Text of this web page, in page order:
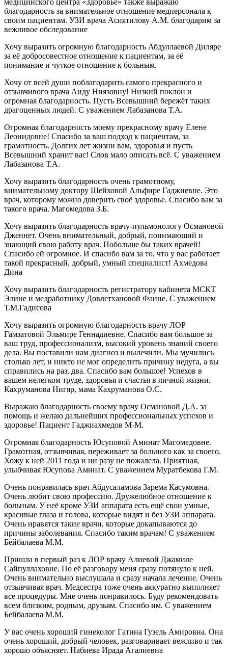
благодарность за внимательное отношение медперсонала к
своим пациентам. УЗИ врача Асиятилову А.М. благодарим за
вежливое обследование
Хочу выразить огромную благодарность Абдуллаевой Диляре
за её добросовестное отношение к пациентам, за её
понимание и чуткое отношение к больным.
Хочу от всей души поблагодарить самого прекрасного и
отзывчивого врача Аиду Ниязовну! Низкий поклон и
огромная благодарность. Пусть Всевышний бережёт таких
драгоценных людей. С уважением Лабазанова Т.А.
Огромная благодарность моему прекрасному врачу Елене
Леонидовне! Спасибо за ваш подход к пациентам, за
грамотность. Долгих лет жизни вам, здоровья и пусть
Всевышний хранит вас! Слов мало описать всё. С уважением
Лабазанова Т.А.
Хочу выразить благодарность очень грамотному,
внимательному доктору Шейховой Альфире Гаджиевне. Это
врач, которому можно доверить своё здоровье. Спасибо вам за
такого врача. Магомедова З.Б.
Хочу выразить благодарность врачу-пульмонологу Османовой
Дженнет. Очень внимательный, добрый, понимающий и
знающий свою работу врач. Побольше бы таких врачей!
Спасибо ей огромное. И спасибо вам за то, что у вас работает
такой прекрасный, добрый, умный специалист! Ахмедова
Дина
Хочу выразить благодарность регистратору кабинета МСКТ
Элине и медработнику Довлетхановой Фаине. С уважением
Т.М.Гадисова
Хочу выразить огромную благодарность врачу ЛОР
Гамзатовой Эльмире Геннадиевне. Спасибо вам большое за
ваш труд, профессионализм, высокий уровень знаний своего
дела. Вы поставили нам диагноз и вылечили. Мы мучились
столько лет, и никто не мог определить причину недуга, а вы
справились на раз, два. Спасибо вам большое! Успехов в
вашем нелегком труде, здоровья и счастья в личной жизни.
Кахруманова Нигяр, мама Кахруманова О.С.
Выражаю благодарность своему врачу Османовой Д.А. за
помощь и желаю дальнейших профессиональных успехов и
здоровье! Пациент Гаджиахмедов М-М.
Огромная благодарность Юсуповой Аминат Магомедовне.
Грамотная, отзывчивая, переживает за больного как за своего.
Хожу к ней 2011 года и ни разу не пожалела. Приятная,
улыбчивая Юсупова Аминат. С уважением Муратбекова Г.М.
Очень понравилась врач Абдусаламова Зарема Касумовна.
Очень любит свою профессию. Дружелюбное отношение к
больным. У неё кроме УЗИ аппарата есть ещё свои умные,
красивые глаза и голова, которые видят и без УЗИ аппарата.
Очень нравятся такие врачи, которые докапываются до
причины заболевания. Спасибо таким врачам! С уважением
Бейбалаева М.М.
Пришла в первый раз к ЛОР врачу Алиевой Джамиле
Сайпуллаховне. По её разговору меня сразу потянуло к ней.
Очень внимательно выслушала и сразу начала лечение. Очень
отзывчивая врач. Медсестра тоже очень аккуратно выполняет
все процедуры. Мне очень понравилось. Буду рекомендовать
всем близким, родным, друзьям. Спасибо им. С уважением
Бейбалаева М.М.
У вас очень хороший гинеколог Гатина Гузель Амировна. Она
очень хороший, добрый человек, разговаривает вежливо и так
хорошо объясняет. Набиева Ирада Агалиевна